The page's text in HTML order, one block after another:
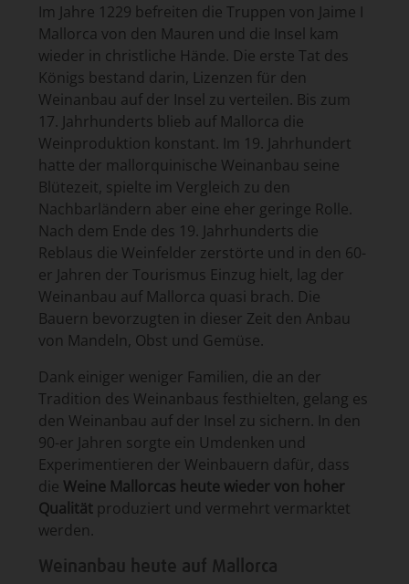
Im Jahre 1229 befreiten die Truppen von Jaime I
Mallorca von den Mauren und die Insel kam
wieder in christliche Hände. Die erste Tat des
Königs bestand darin, Lizenzen für den
Weinanbau auf der Insel zu verteilen. Bis zum
17. Jahrhunderts blieb auf Mallorca die
Weinproduktion konstant. Im 19. Jahrhundert
hatte der mallorquinische Weinanbau seine
Blütezeit, spielte im Vergleich zu den
Nachbarländern aber eine eher geringe Rolle.
Nach dem Ende des 19. Jahrhunderts die
Reblaus die Weinfelder zerstörte und in den 60-
er Jahren der Tourismus Einzug hielt, lag der
Weinanbau auf Mallorca quasi brach. Die
Bauern bevorzugten in dieser Zeit den Anbau
von Mandeln, Obst und Gemüse.
Dank einiger weniger Familien, die an der
Tradition des Weinanbaus festhielten, gelang es
den Weinanbau auf der Insel zu sichern. In den
90-er Jahren sorgte ein Umdenken und
Experimentieren der Weinbauern dafür, dass
die Weine Mallorcas heute wieder von hoher
Qualitätproduziert und vermehrt vermarktet
werden.
Weinanbau heute auf Mallorca